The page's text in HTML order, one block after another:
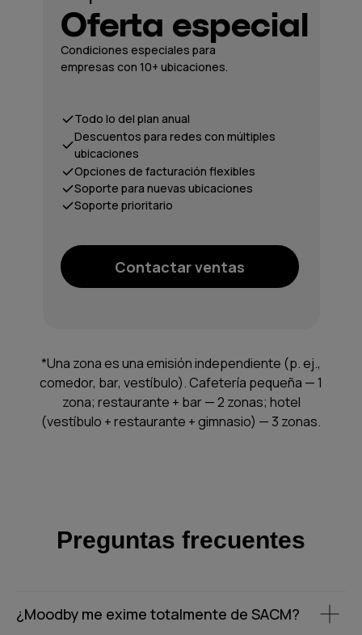
*Una zona es una emisión independiente (p. ej.,
comedor, bar, vestíbulo). Cafetería pequeña — 1
zona; restaurante + bar — 2 zonas; hotel
(vestíbulo + restaurante + gimnasio) — 3 zonas.
Oferta especial
Condiciones especiales para
empresas con 10+ ubicaciones.
Contactar ventas
Todo lo del plan anual
Descuentos para redes con múltiples
ubicaciones
Opciones de facturación flexibles
Soporte para nuevas ubicaciones
Soporte prioritario
Preguntas frecuentes
¿Moodby me exime totalmente de SACM?